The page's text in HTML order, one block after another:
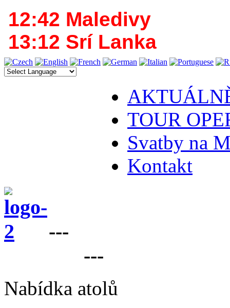
12:42 Maledivy
13:12 Srí Lanka
TOUR
Svatby na
Kontakt
---
---
Nabídka atolů